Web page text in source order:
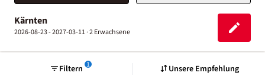
Kärnten
2026-08-23 - 2027-03-11 ·2 Erwachsene
1
Filtern Unsere Empfehlung